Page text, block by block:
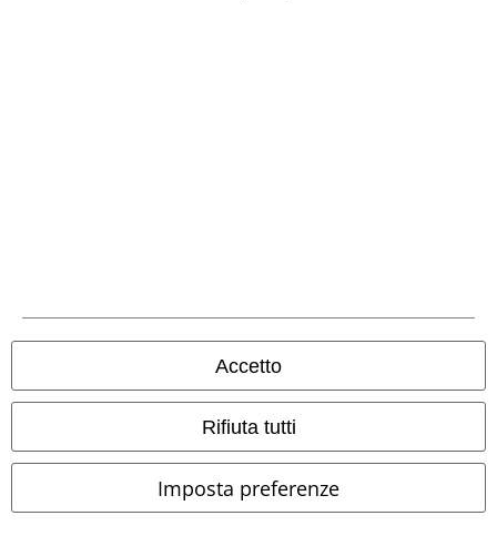
Accetto
Rifiuta tutti
Imposta preferenze
Bonifico bancario